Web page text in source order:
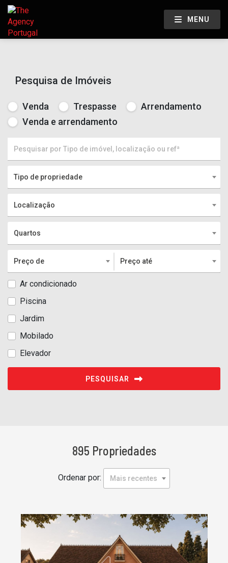
MENU
Pesquisa de Imóveis
Venda Trespasse
Arrendamento
Venda e arrendamento
Tipo de propriedade
Localização
Quartos
Preço de Preço até
Ar condicionado
Piscina
Jardim
Mobilado
Elevador
PESQUISAR
895 Propriedades
Ordenar por: Mais recentes